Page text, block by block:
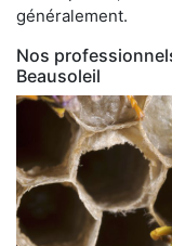
généralement.
Nos
Beausoleil